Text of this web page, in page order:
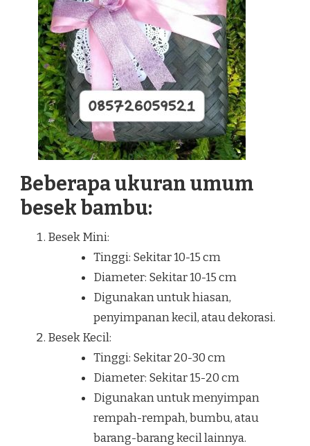
Beberapa ukuran umum
besek bambu:
Besek Mini:
Tinggi: Sekitar 10-15 cm
Diameter: Sekitar 10-15 cm
Digunakan untuk hiasan,
penyimpanan kecil, atau dekorasi.
Besek Kecil:
Tinggi: Sekitar 20-30 cm
Diameter: Sekitar 15-20 cm
Digunakan untuk menyimpan
rempah-rempah, bumbu, atau
barang-barang kecil lainnya.